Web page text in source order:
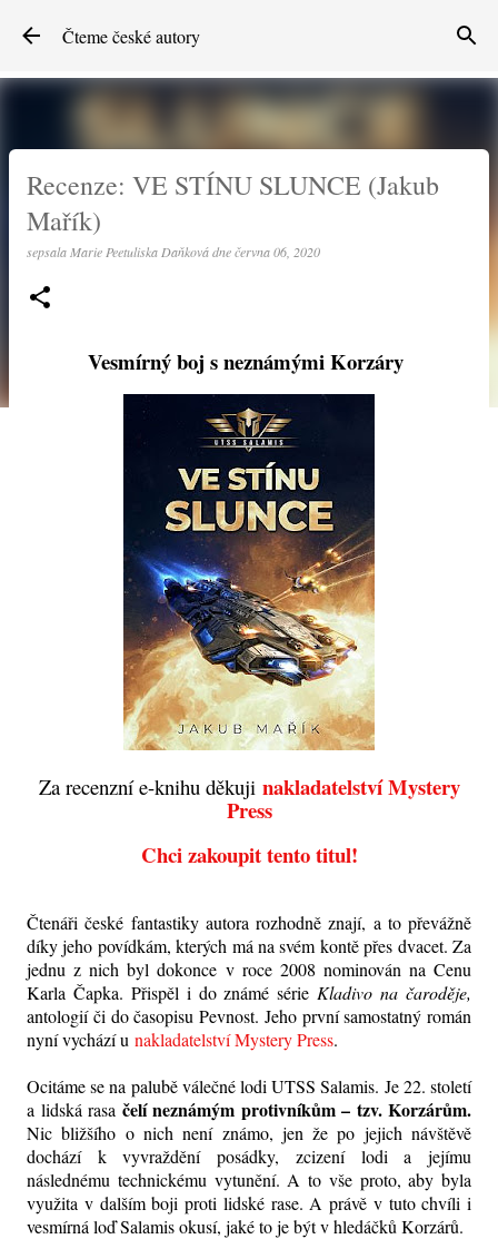
Přeskočit na hlavní obsah
Čteme české autory
Recenze: VE STÍNU SLUNCE (Jakub
Mařík)
sepsala Marie Peetuliska Daňkovádnečervna 06, 2020
Vesmírný boj s neznámými Korzáry
Za recenzní e-knihu děkuji nakladatelství Mystery
Press
Chci zakoupit tento titul!
Čtenáři české fantastiky autora rozhodně znají, a to převážně
díky jeho povídkám, kterých má na svém kontě přes dvacet. Za
jednu z nich byl dokonce v roce 2008 nominován na Cenu
Karla Čapka. Přispěl i do známé série Kladivo na čaroděje,
antologií či do časopisu Pevnost. Jeho první samostatný román
nyní vychází u nakladatelství Mystery Press.
Ocitáme se na palubě válečné lodi UTSS Salamis. Je 22. století
a lidská rasa čelí neznámým protivníkům – tzv. Korzárům.
Nic bližšího o nich není známo, jen že po jejich návštěvě
dochází k vyvraždění posádky, zcizení lodi a jejímu
následnému technickému vytunění. A to vše proto, aby byla
využita v dalším boji proti lidské rase. A právě v tuto chvíli i
vesmírná loď Salamis okusí, jaké to je být v hledáčků Korzárů.